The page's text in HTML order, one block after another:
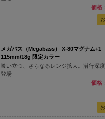
価格
メガバス（Megabass） X-80マグナム+1
115mm/18g 限定カラー
喰い立つ、さらなるレンジ拡大。潜行深
登場
価格